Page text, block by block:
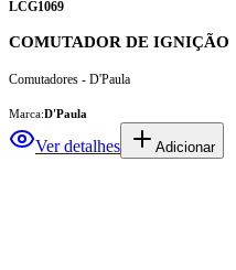
LCG1069
COMUTADOR DE IGNIÇÃO
Comutadores - D'Paula
Marca:D'Paula
Ver detalhes Adicionar